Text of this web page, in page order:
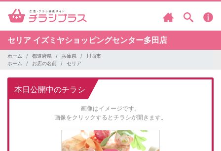
セリア イズミヤショッピングセンター多田店
ホーム 都道府県 兵庫県
川西市
ホーム
お店の名前 セリア
本日公開中のチラシ
画像はイメージです。
画像をクリックするとチラシが開きます。